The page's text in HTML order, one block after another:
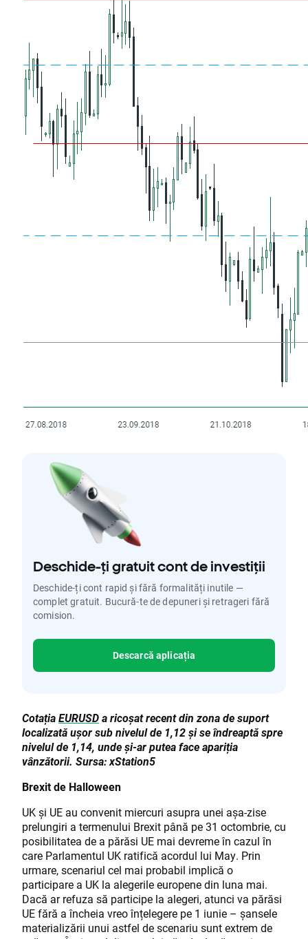
Deschide-ți gratuit cont de investiții
Deschide-ți cont rapid și fără formalități inutile —
complet gratuit. Bucură-te de depuneri și retrageri fără
comision.
Descarcă aplicația
CotațiaEURUSDa ricoșat recent din zona de suport
localizată ușor sub nivelul de 1,12 și se îndreaptă spre
nivelul de 1,14, unde și-ar putea face apariția
vânzătorii. Sursa: xStation5
Brexit de Halloween
UK și UE au convenit miercuri asupra unei așa-zise
prelungiri a termenului Brexit până pe 31 octombrie, cu
posibilitatea de a părăsi UE mai devreme în cazul în
care Parlamentul UK ratifică acordul lui May. Prin
urmare, scenariul cel mai probabil implică o
participare a UK la alegerile europene din luna mai.
Dacă ar refuza să participe la alegeri, atunci va părăsi
UE fără a încheia vreo înțelegere pe 1 iunie – șansele
materializării unui astfel de scenariu sunt extrem de